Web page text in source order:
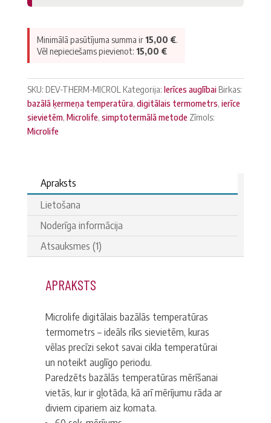
daudzums
Minimālā pasūtījuma summa ir 15,00 €.
Vēl nepieciešams pievienot: 15,00 €
SKU: DEV-THERM-MICROL Kategorija: Ierīces auglībai Birkas:
bazālā ķermeņa temperatūra, digitālais termometrs, ierīce
sievietēm, Microlife, simptotermālā metode Zīmols:
Microlife
Apraksts
Lietošana
Noderīga informācija
Atsauksmes (1)
APRAKSTS
Microlife digitālais bazālās temperatūras
termometrs – ideāls rīks sievietēm, kuras
vēlas precīzi sekot savai cikla temperatūrai
un noteikt auglīgo periodu.
Paredzēts bazālās temperatūras mērīšanai
vietās, kur ir gļotāda, kā arī mērījumu rāda ar
diviem cipariem aiz komata.